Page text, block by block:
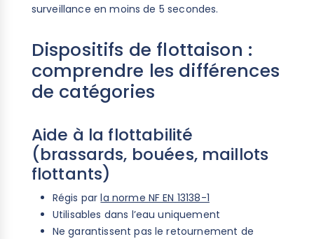
surveillance en moins de 5 secondes.
Dispositifs de flottaison :
comprendre les différences
de catégories
Aide à la flottabilité
(brassards, bouées, maillots
flottants)
Régis parla norme NF EN 13138-1
Utilisables dans l’eau uniquement
Ne garantissent pas le retournement de